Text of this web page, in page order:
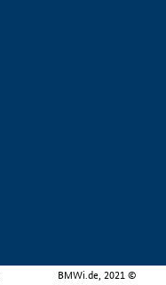
BMWi.de, 2021 ©